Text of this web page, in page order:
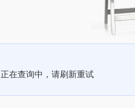
正在查询中，请刷新重试